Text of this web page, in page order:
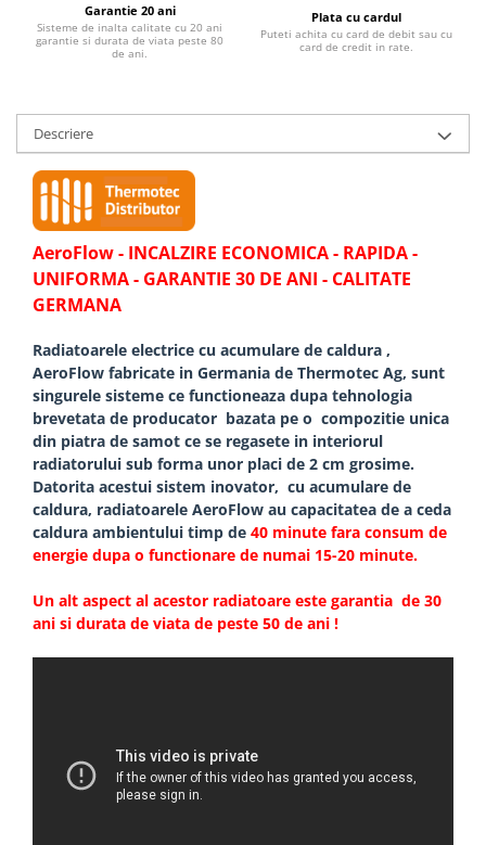
Garantie 20 ani
Sisteme de inalta calitate cu 20 ani
garantie si durata de viata peste 80
de ani.
Plata cu cardul
Puteti achita cu card de debit sau cu
card de credit in rate.
Descriere
AeroFlow - INCALZIRE ECONOMICA - RAPIDA -
UNIFORMA - GARANTIE 30 DE ANI - CALITATE
GERMANA
Radiatoarele electrice cu acumulare de caldura ,
AeroFlow fabricate in Germania de Thermotec Ag, sunt
singurele sisteme ce functioneaza dupa tehnologia
brevetata de producator bazata pe o compozitie unica
din piatra de samot ce se regasete in interiorul
radiatorului sub forma unor placi de 2 cm grosime.
Datorita acestui sistem inovator, cu acumulare de
caldura, radiatoarele AeroFlow au capacitatea de a ceda
caldura ambientului timp de 40 minute fara consum de
energie dupa o functionare de numai 15-20 minute.
Un alt aspect al acestor radiatoare este garantia de 30
ani si durata de viata de peste 50 de ani !